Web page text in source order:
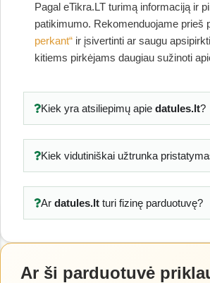
Pagal eTikra.LT turimą informaciją ir
patikimumo. Rekomenduojame prieš
perkant“ ir įsivertinti ar saugu apsipirkti
kitiems pirkėjams daugiau sužinoti
Kiek yra atsiliepimų apie datules.lt?
Kiek vidutiniškai užtrunka
Ar datules.ltturi fizinę parduotuvę?
Ar ši parduotuvė